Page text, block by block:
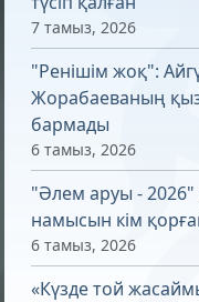
7 тамыз, 2026
"Ренішім жоқ":
Жорабаеваның
бармады
6 тамыз, 2026
"Әлем аруы - 2026"
намысын кім
6 тамыз, 2026
«Күзде той